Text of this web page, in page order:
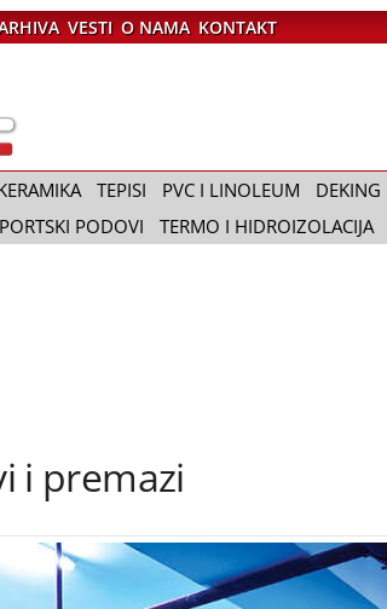
VESTI O NAMA KONTAKT
TEPISI PVC I LINOLEUM DEKING
PODOVI TERMO I HIDROIZOLACIJA
i premazi